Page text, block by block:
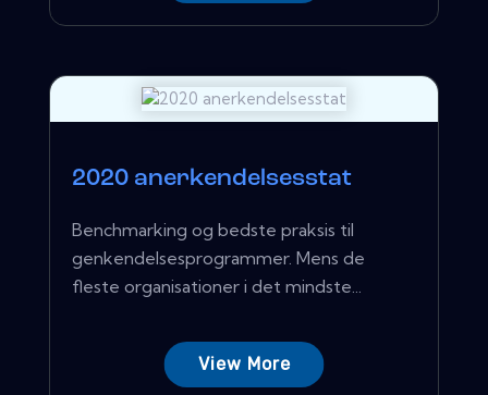
2020 anerkendelsesstat
Benchmarking og bedste praksis til
genkendelsesprogrammer. Mens de
fleste organisationer i det mindste...
View More